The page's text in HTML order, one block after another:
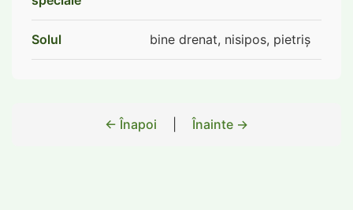
Solul bine drenat, nisipos, pietriș
← Înapoi Înainte →